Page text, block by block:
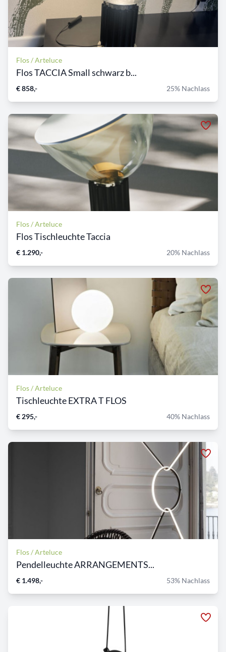
Flos / Arteluce
Flos TACCIA Small schwarz b...
€ 858,- 25% Nachlass
Flos / Arteluce
Flos Tischleuchte Taccia
€ 1.290,- 20% Nachlass
Flos / Arteluce
Tischleuchte EXTRA T FLOS
€ 295,- 40% Nachlass
Flos / Arteluce
Pendelleuchte ARRANGEMENTS...
€ 1.498,- 53% Nachlass